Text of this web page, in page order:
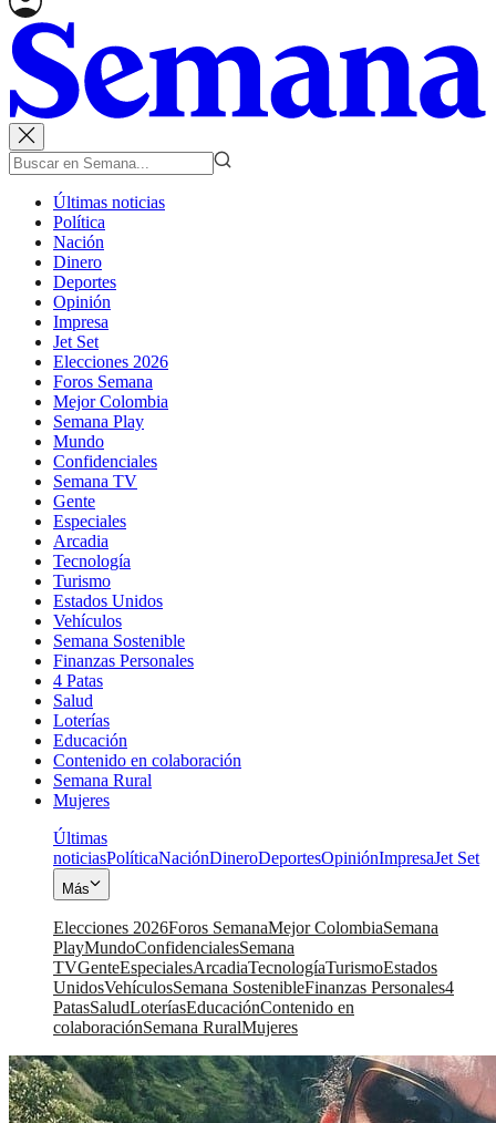
Últimas noticias
Política
Nación
Dinero
Deportes
Opinión
Impresa
Jet Set
Elecciones 2026
Foros Semana
Mejor Colombia
Semana Play
Mundo
Confidenciales
Semana TV
Gente
Especiales
Arcadia
Tecnología
Turismo
Estados Unidos
Vehículos
Semana Sostenible
Finanzas Personales
4 Patas
Salud
Loterías
Educación
Contenido en colaboración
Semana Rural
Mujeres
Últimas
noticiasPolíticaNaciónDineroDeportesOpiniónImpresaJet Set
Más
Elecciones 2026Foros SemanaMejor ColombiaSemana
PlayMundoConfidencialesSemana
TVGenteEspecialesArcadiaTecnologíaTurismoEstados
UnidosVehículosSemana SostenibleFinanzas Personales4
PatasSaludLoteríasEducaciónContenido en
colaboraciónSemana RuralMujeres